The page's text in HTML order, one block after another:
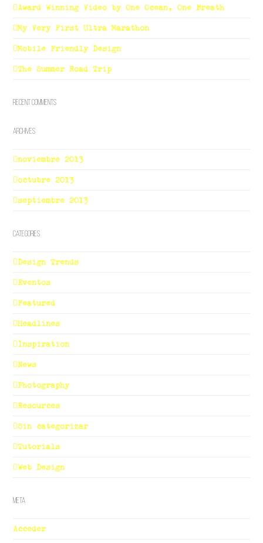
Award Winning Video by One Ocean, One Breath
My Very First Ultra Marathon
Mobile Friendly Design
The Summer Road Trip
Recent Comments
Archives
noviembre 2013
octubre 2013
septiembre 2013
Categories
Design Trends
Eventos
Featured
Headlines
Inspiration
News
Photography
Resources
Sin categorizar
Tutorials
Web Design
Meta
Acceder